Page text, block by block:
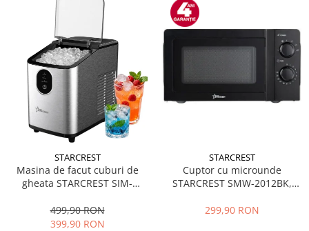
STARCREST
Masina de facut cuburi de
gheata STARCREST SIM-
12Kg/24h, Cos gheata
detasabil, Rezervor apa 0.8 l,
499,90 RON
399,90 RON
STARCREST
Cuptor cu microunde
STARCREST SMW-2012BK,
mecanic, 6 Trepte de putere,
299,90 RON